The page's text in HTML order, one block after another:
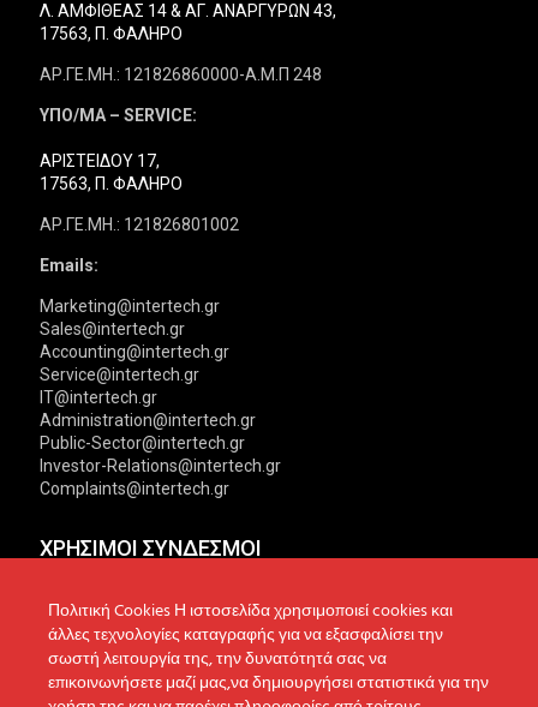
Λ. ΑΜΦΙΘΕΑΣ 14 & ΑΓ. ΑΝΑΡΓΥΡΩΝ 43,
17563, Π. ΦΑΛΗΡΟ
ΑΡ.ΓΕ.ΜΗ.: 121826860000-Α.Μ.Π 248
ΥΠΟ/ΜΑ – SERVICE:
ΑΡΙΣΤΕΙΔΟΥ 17,
17563, Π. ΦΑΛΗΡΟ
ΑΡ.ΓΕ.ΜΗ.: 121826801002
Emails:
Marketing@intertech.gr
Sales@intertech.gr
Accounting@intertech.gr
Service@intertech.gr
IT@intertech.gr
Administration@intertech.gr
Public-Sector@intertech.gr
Investor-Relations@intertech.gr
Complaints@intertech.gr
ΧΡΗΣΙΜΟΙ ΣΥΝΔΕΣΜΟΙ
Αντιπροσωπείες
Δίκτυο συνεργατών
Τεχνική υποστήριξη
Πολιτική Απορρήτου
Πολιτική Cookies
Πολιτική Προστασίας
Πολιτική Cookies Η ιστοσελίδα χρησιμοποιεί cookies και
άλλες τεχνολογίες καταγραφής για να εξασφαλίσει την
σωστή λειτουργία της, την δυνατότητά σας να
επικοινωνήσετε μαζί μας,να δημιουργήσει στατιστικά για την